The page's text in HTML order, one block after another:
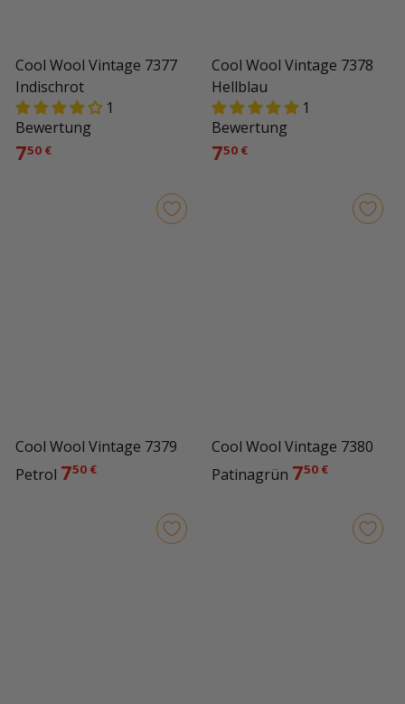
Cool Wool Vintage 7377
Indischrot
1
Bewertung
750 €
Cool Wool Vintage 7378
Hellblau
1
Bewertung
750 €
Cool Wool Vintage 7379
Petrol 750 €
Cool Wool Vintage 7380
Patinagrün 750 €